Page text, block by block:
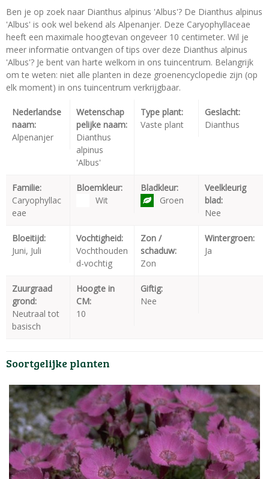
Ben je op zoek naar Dianthus alpinus 'Albus'? De Dianthus alpinus
'Albus' is ook wel bekend als Alpenanjer. Deze Caryophyllaceae
heeft een maximale hoogtevan ongeveer 10 centimeter. Wil je
meer informatie ontvangen of tips over deze Dianthus alpinus
'Albus'? Je bent van harte welkom in ons tuincentrum. Belangrijk
om te weten: niet alle planten in deze groenencyclopedie zijn (op
elk moment) in ons tuincentrum verkrijgbaar.
Nederlandse
naam:
Alpenanjer
Wetenschap
pelijke naam:
Dianthus
alpinus
'Albus'
Type plant:
Vaste plant
Geslacht:
Dianthus
Familie:
Caryophyllac
eae
Bloemkleur:
Wit
Bladkleur:
Groen
Veelkleurig
blad:
Nee
Bloeitijd:
Juni, Juli
Vochtigheid:
Vochthouden
d-vochtig
Zon /
schaduw:
Zon
Wintergroen:
Ja
Zuurgraad
grond:
Neutraal tot
basisch
Hoogte in
CM:
10
Giftig:
Nee
Soortgelijke planten